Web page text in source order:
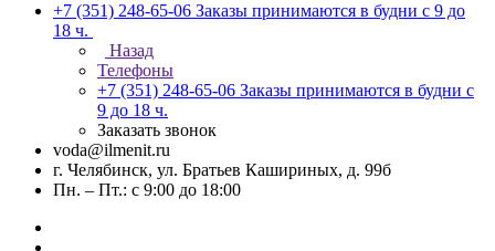
+7 (351) 248-65-06 Заказы принимаются в будни с 9 до
18 ч.
Назад
Телефоны
+7 (351) 248-65-06 Заказы принимаются в будни с
9 до 18 ч.
Заказать звонок
voda@ilmenit.ru
г. Челябинск, ул. Братьев Кашириных, д. 99б
Пн. – Пт.: с 9:00 до 18:00